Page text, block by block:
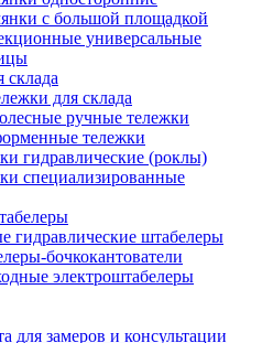
с большой площадкой
универсальные
склада
для склада
ручные тележки
тележки
гидравлические (роклы)
специализированные
гидравлические штабелеры
бочкокантователи
электроштабелеры
для замеров и консультации